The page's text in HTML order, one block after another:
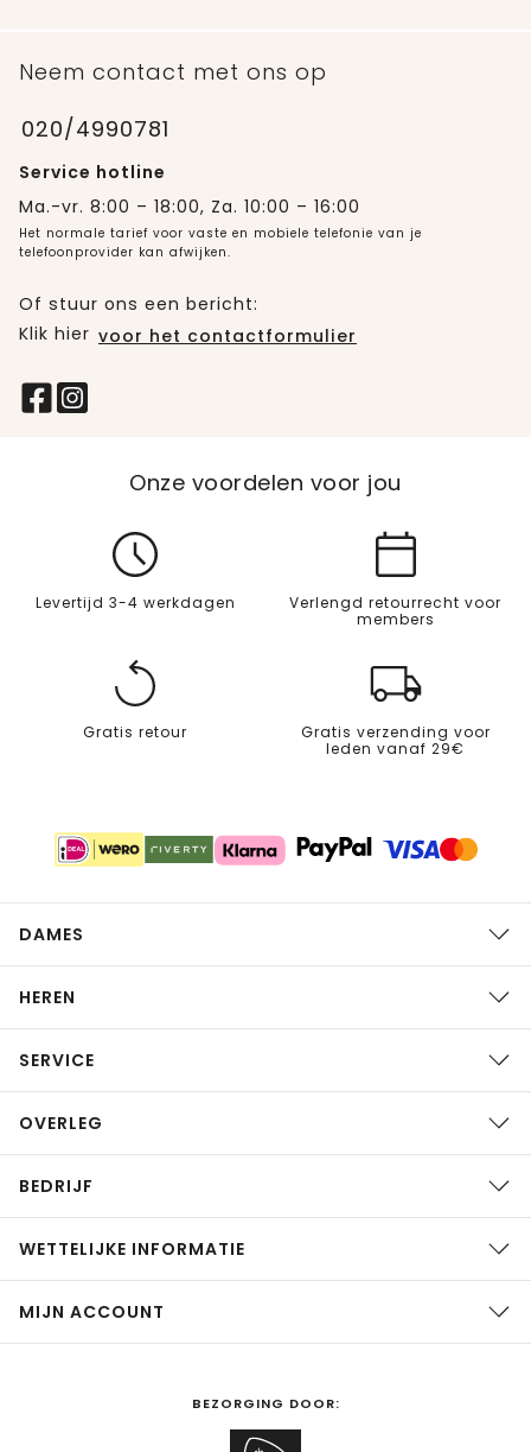
Neem contact met ons op
020/4990781
Service hotline
Ma.-vr. 8:00 – 18:00, Za. 10:00 – 16:00
Het normale tarief voor vaste en mobiele telefonie van je
telefoonprovider kan afwijken.
Of stuur ons een bericht:
Klik hier voor het contactformulier
Onze voordelen voor jou
Levertijd 3-4 werkdagen
Verlengd retourrecht voor
members
Gratis retour
Gratis verzending voor
leden vanaf 29€
DAMES
HEREN
SERVICE
OVERLEG
BEDRIJF
WETTELIJKE INFORMATIE
MIJN ACCOUNT
BEZORGING DOOR: